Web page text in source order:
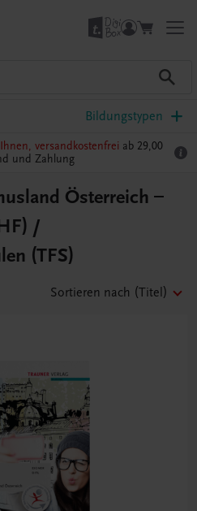
Bildungstypen
versandkostenfrei ab 29,00
und Zahlung
Österreich –
/
(TFS)
Sortieren nach (Titel)